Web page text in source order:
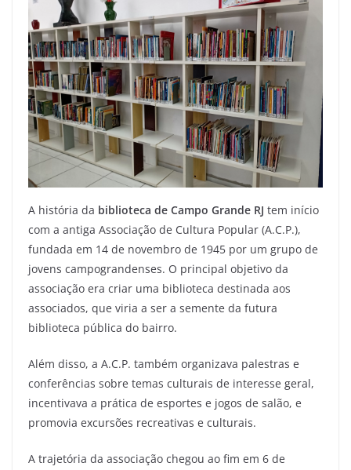
A história da biblioteca de Campo Grande RJ tem início
com a antiga Associação de Cultura Popular (A.C.P.),
fundada em 14 de novembro de 1945 por um grupo de
jovens campograndenses. O principal objetivo da
associação era criar uma biblioteca destinada aos
associados, que viria a ser a semente da futura
biblioteca pública do bairro.
Além disso, a A.C.P. também organizava palestras e
conferências sobre temas culturais de interesse geral,
incentivava a prática de esportes e jogos de salão, e
promovia excursões recreativas e culturais.
A trajetória da associação chegou ao fim em 6 de